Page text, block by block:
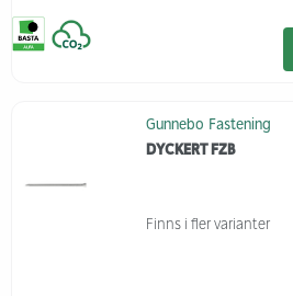
Gunnebo Fastening
DYCKERT FZB
Finns i fler varianter